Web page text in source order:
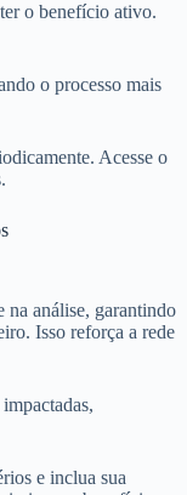
o benefício ativo.
o processo mais
Acesse o
na análise, garantindo
Isso reforça a rede
e inclua sua